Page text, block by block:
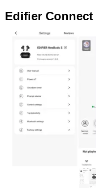
Edifier Connect